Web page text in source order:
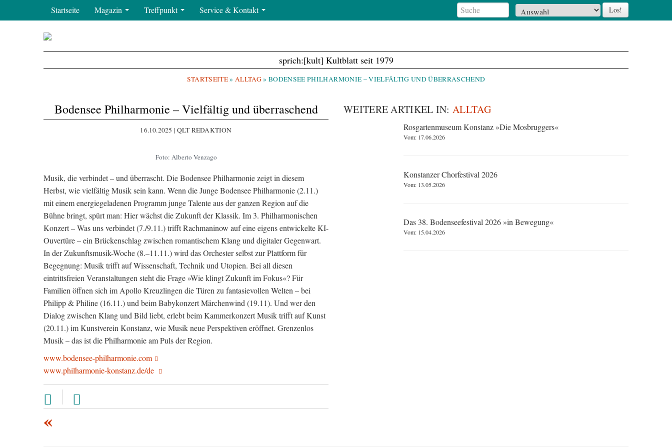
Startseite Magazin Treffpunkt Service & Kontakt
sprich:[kult] Kultblatt seit 1979
STARTSEITE» ALLTAG»BODENSEE PHILHARMONIE – VIELFÄLTIG UND ÜBERRASCHEND
Bodensee Philharmonie – Vielfältig und überraschend
16.10.2025 | QLT REDAKTION
Foto: Alberto Venzago
Musik, die verbindet – und überrascht. Die Bodensee Philharmonie zeigt in diesem
Herbst, wie vielfältig Musik sein kann. Wenn die Junge Bodensee Philharmonie (2.11.)
mit einem energiegeladenen Programm junge Talente aus der ganzen Region auf die
Bühne bringt, spürt man: Hier wächst die Zukunft der Klassik. Im 3. Philharmonischen
Konzert – Was uns verbindet (7./9.11.) trifft Rachmaninow auf eine eigens entwickelte KI-
Ouvertüre – ein Brückenschlag zwischen romantischem Klang und digitaler Gegenwart.
In der Zukunftsmusik-Woche (8.–11.11.) wird das Orchester selbst zur Plattform für
Begegnung: Musik trifft auf Wissenschaft, Technik und Utopien. Bei all diesen
eintrittsfreien Veranstaltungen steht die Frage »Wie klingt Zukunft im Fokus«? Für
Familien öffnen sich im Apollo Kreuzlingen die Türen zu fantasievollen Welten – bei
Philipp & Philine (16.11.) und beim Babykonzert Märchenwind (19.11). Und wer den
Dialog zwischen Klang und Bild liebt, erlebt beim Kammerkonzert Musik trifft auf Kunst
(20.11.) im Kunstverein Konstanz, wie Musik neue Perspektiven eröffnet. Grenzenlos
Musik – das ist die Philharmonie am Puls der Region.
www.bodensee-philharmonie.com
www.philharmonie-konstanz.de/de
«
WEITERE ARTIKEL IN:ALLTAG
Rosgartenmuseum Konstanz »Die Mosbruggers«
Vom: 17.06.2026
Konstanzer Chorfestival 2026
Vom: 13.05.2026
Das 38. Bodenseefestival 2026 »in Bewegung«
Vom: 15.04.2026